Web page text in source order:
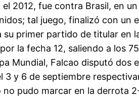
el 2012, fue contra Brasil, en
tal juego, finalizó con un
su primer partido de titular en
la fecha 12, saliendo a los
Mundial, Falcao disputó
3 y 6 de septiembre
no pudo marcar en la derrota